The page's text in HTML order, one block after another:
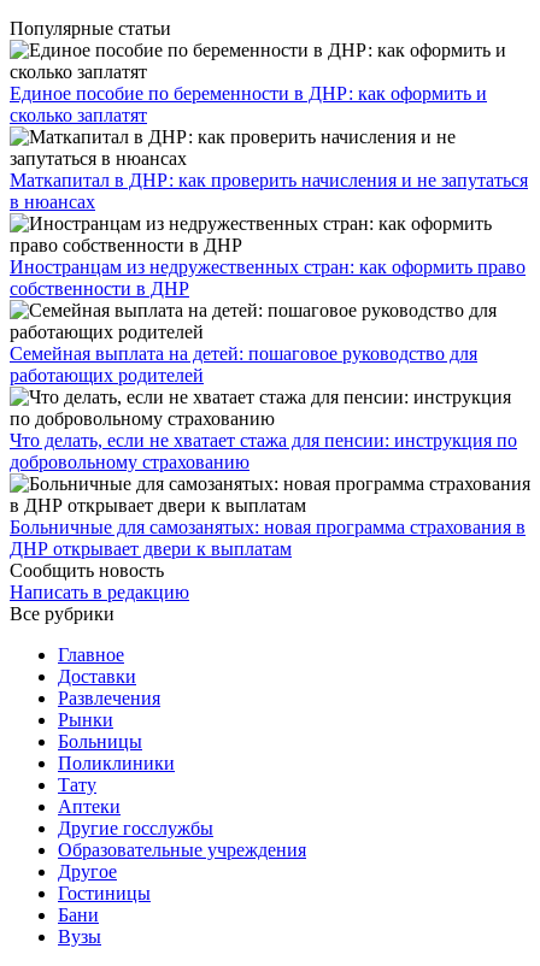
Популярные статьи
Единое пособие по беременности в ДНР: как оформить и
сколько заплатят
​Маткапитал в ДНР: как проверить начисления и не запутаться
в нюансах
Иностранцам из недружественных стран: как оформить право
собственности в ДНР
Семейная выплата на детей: пошаговое руководство для
работающих родителей
Что делать, если не хватает стажа для пенсии: инструкция по
добровольному страхованию
Больничные для самозанятых: новая программа страхования в
ДНР открывает двери к выплатам
Сообщить новость
Написать в редакцию
Все рубрики
Главное
Доставки
Развлечения
Рынки
Больницы
Поликлиники
Тату
Аптеки
Другие госслужбы
Образовательные учреждения
Другое
Гостиницы
Бани
Вузы